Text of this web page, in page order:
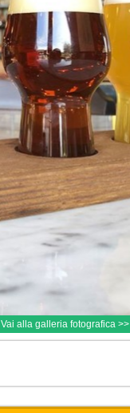
Vai alla galleria fotografica >>